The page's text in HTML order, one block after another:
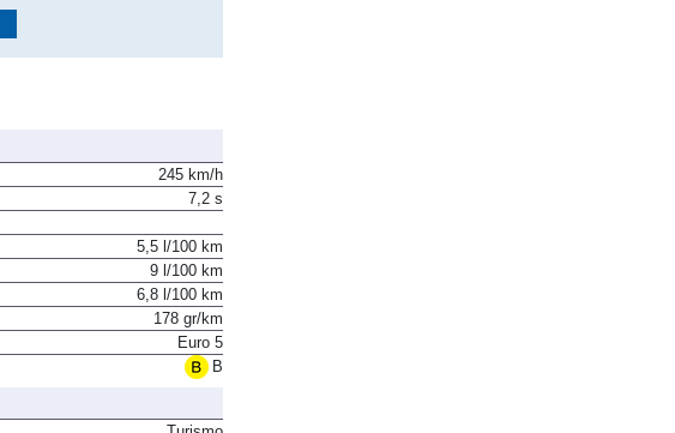
245 km/h
5,5 l/100 km
9 l/100 km
6,8 l/100 km
178 gr/km
Euro 5